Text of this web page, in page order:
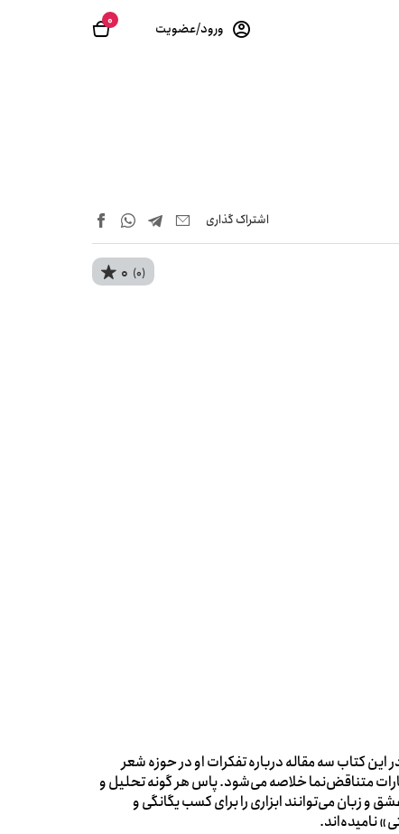
0 ورود/عضویت
اشتراک‌ گذاری
0 (0)
کتاب سه مقاله درباره تفکرات او در حوزه شعر
متناقض‌نما خلاصه می‌شود. پاس هر گونه تحلیل و
زبان می‌توانند ابزاری را برای کسب یگانگی و
نامیده‌اند.